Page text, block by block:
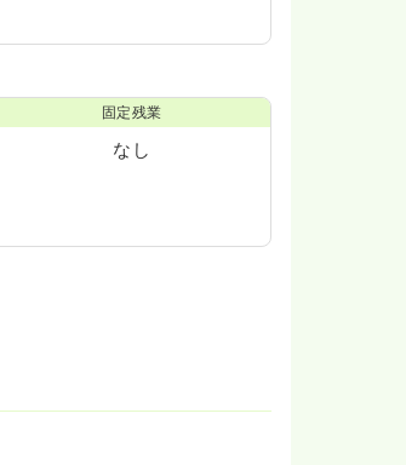
固定残業
なし